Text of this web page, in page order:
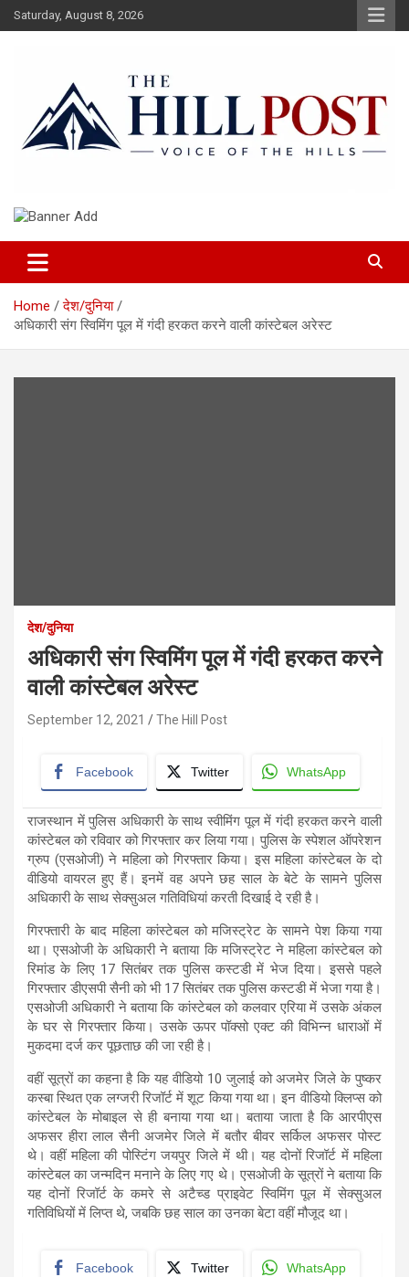
Skip
to
Saturday, August 8, 2026
The Hillpost
Home
देश/दुनिया
अधिकारी संग स्विमिंग पूल में गंदी हरकत करने वाली कांस्टेबल अरेस्ट
देश/दुनिया
अधिकारी संग स्विमिंग पूल में गंदी हरकत करने
वाली कांस्टेबल अरेस्ट
September 12, 2021 The Hill Post
Facebook Twitter WhatsApp
राजस्थान में पुलिस अधिकारी के साथ स्वीमिंग पूल में गंदी हरकत करने वाली
कांस्टेबल को रविवार को गिरफ्तार कर लिया गया। पुलिस के स्पेशल ऑपरेशन
ग्रुप (एसओजी) ने महिला को गिरफ्तार किया। इस महिला कांस्टेबल के दो
वीडियो वायरल हुए हैं। इनमें वह अपने छह साल के बेटे के सामने पुलिस
अधिकारी के साथ सेक्सुअल गतिविधियां करती दिखाई दे रही है।
गिरफ्तारी के बाद महिला कांस्टेबल को मजिस्ट्रेट के सामने पेश किया गया
था। एसओजी के अधिकारी ने बताया कि मजिस्ट्रेट ने महिला कांस्टेबल को
रिमांड के लिए 17 सितंबर तक पुलिस कस्टडी में भेज दिया। इससे पहले
गिरफ्तार डीएसपी सैनी को भी 17 सितंबर तक पुलिस कस्टडी में भेजा गया है।
एसओजी अधिकारी ने बताया कि कांस्टेबल को कलवार एरिया में उसके अंकल
के घर से गिरफ्तार किया। उसके ऊपर पॉक्सो एक्ट की विभिन्न धाराओं में
मुकदमा दर्ज कर पूछताछ की जा रही है।
वहीं सूत्रों का कहना है कि यह वीडियो 10 जुलाई को अजमेर जिले के पुष्कर
कस्बा स्थित एक लग्जरी रिजॉर्ट में शूट किया गया था। इन वीडियो क्लिप्स को
कांस्टेबल के मोबाइल से ही बनाया गया था। बताया जाता है कि आरपीएस
अफसर हीरा लाल सैनी अजमेर जिले में बतौर बीवर सर्किल अफसर पोस्ट
थे। वहीं महिला की पोस्टिंग जयपुर जिले में थी। यह दोनों रिजॉर्ट में महिला
कांस्टेबल का जन्मदिन मनाने के लिए गए थे। एसओजी के सूत्रों ने बताया कि
यह दोनों रिजॉर्ट के कमरे से अटैच्ड प्राइवेट स्विमिंग पूल में सेक्सुअल
गतिविधियों में लिप्त थे, जबकि छह साल का उनका बेटा वहीं मौजूद था।
Facebook Twitter WhatsApp